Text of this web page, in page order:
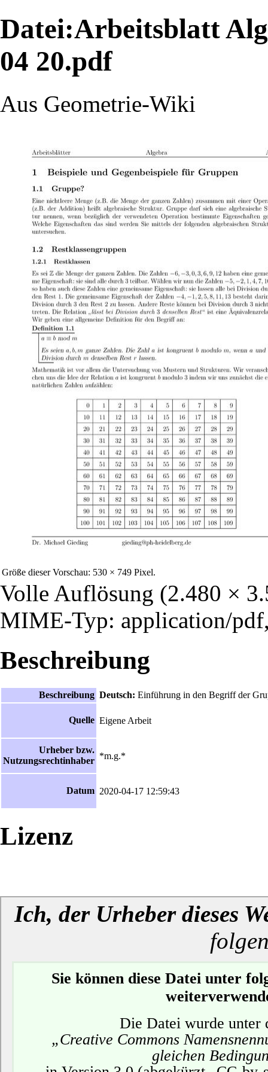
Datei:Arbeitsblatt
04 20.pdf
Aus Geometrie-Wiki
Größe dieser Vorschau: 530 × 749 Pixel.
Volle Auflösung (2.480 ×
MIME-Typ: application/
Beschreibung
Beschreibung Deutsch: Einführung in den Begriff der
Quelle Eigene Arbeit
Urheber bzw.
Nutzungsrechtinhaber *m.g.*
Datum 2020-04-17 12:59:43
Lizenz
Ich, der Urheber dieses
Sie können diese Datei unter
Die Datei wurde unter
„Creative Commons
gleichen